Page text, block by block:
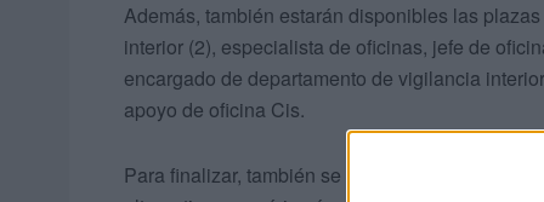
Además, también estarán disponibles las
interior (2), especialista de oficinas, jefe de
encargado de departamento de vigilancia
apoyo de oficina Cis.
Para finalizar, también se ofertan las plazas de